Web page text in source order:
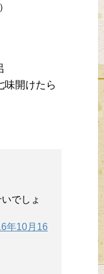
味開けたら
でしょ
年10月16